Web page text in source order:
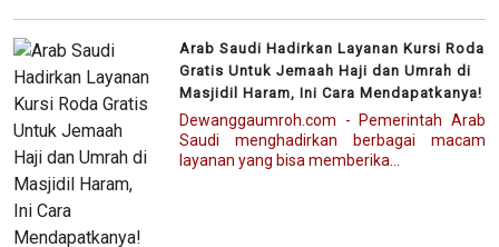
Arab Saudi Hadirkan Layanan Kursi Roda
Gratis Untuk Jemaah Haji dan Umrah di
Masjidil Haram, Ini Cara Mendapatkanya!
Dewanggaumroh.com - Pemerintah Arab
Saudi menghadirkan berbagai macam
layanan yang bisa memberika...